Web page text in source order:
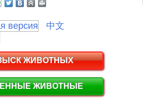
中文
ЖИВОТНЫХ
ЖИВОТНЫЕ